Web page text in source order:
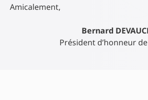
Amicalement,
Bernard
Président d’honneur de